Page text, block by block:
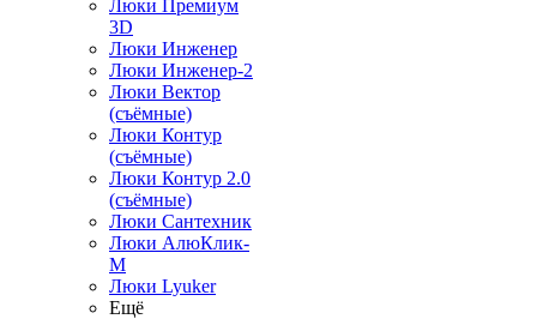
Люки Премиум
3D
Люки Инженер
Люки Инженер-2
Люки Вектор
(съёмные)
Люки Контур
(съёмные)
Люки Контур 2.0
(съёмные)
Люки Сантехник
Люки АлюКлик-
М
Люки Lyuker
Ещё